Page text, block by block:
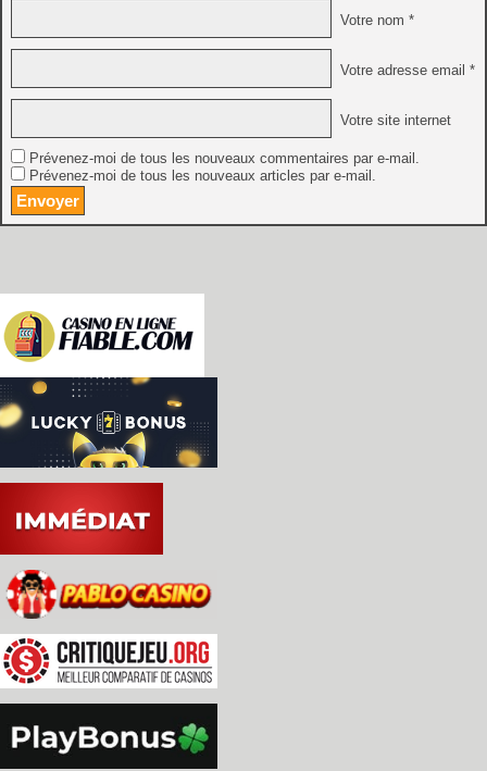
Votre nom *
Votre adresse email *
Votre site internet
Prévenez-moi de tous les nouveaux commentaires par e-mail.
Prévenez-moi de tous les nouveaux articles par e-mail.